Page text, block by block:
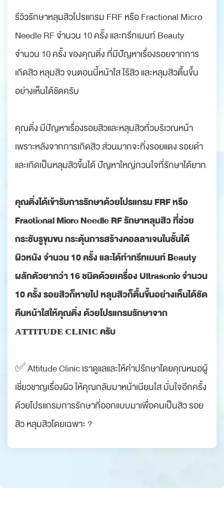
รีวิวรักษาหลุมสิวโปรแกรม FRF หรือ Fractional Micro
Needle RF จำนวน 10 ครั้ง และทรีทเมนท์ Beauty
จำนวน 10 ครั้ง ของคุณติ่ง ที่มีปัญหาเรื่องรอยจากการ
เกิดสิว หลุมสิว จนตอนนี้หน้าใส ไร้สิว และหลุมสิวตื้นขึ้น
อย่างเห็นได้ชัดครับ
คุณติ่ง มีปัญหาเรื่องรอยสิวและหลุมสิวทั่วบริเวณหน้า
เพราะหลังจากการเกิดสิว ส่วนมากจะทิ่งรอยแดง รอยดำ
และเกิดเป็นหลุมสิวขึ้นได้ ปัญหาใหญ่กวนใจที่รักษาได้ยาก
คุณติ่งได้เข้ารับการรักษาด้วยโปรแกรม FRF หรือ
Fractional Micro Needle RF รักษาหลุมสิว ที่ช่วย
กระชับรูขุมขน กระตุ้นการสร้างคอลลาเจนในชั้นใต้
ผิวหนัง จำนวน 10 ครั้ง และได้ทำทรีทเมนท์ Beauty
ผลักตัวยากว่า 16 ชนิดด้วยเครื่อง Ultrasonic จำนวน
10 ครั้ง รอยสิวก็หายไป หลุมสิวก็ตื้นขึ้นอย่างเห็นได้ชัด
คืนหน้าใสให้คุณติ่ง ด้วยโปรแกรมรักษาจาก
ᴀᴛᴛɪᴛᴜᴅᴇ ᴄʟɪɴɪᴄ ครับ
✅ Attitude Clinic เราดูแลและให้คำปรึกษาโดยคุณหมอผู้
เชี่ยวชาญเรื่องผิว ให้คุณกลับมาหน้าเนียนใส มั่นใจอีกครั้ง
ด้วยโปรแกรมการรักษาที่ออกแบบมาเพื่อคนเป็นสิว รอย
สิว หลุมสิวโดยเฉพาะ ?